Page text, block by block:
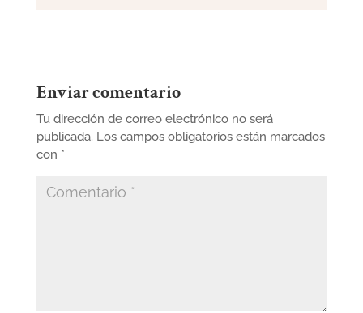
Enviar comentario
Tu dirección de correo electrónico no será
publicada. Los campos obligatorios están marcados
con *